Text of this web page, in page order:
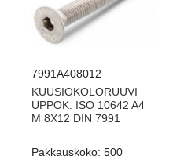
7991A408012
KUUSIOKOLORUUVI
UPPOK. ISO 10642 A4
M 8X12 DIN 7991
Pakkauskoko: 500